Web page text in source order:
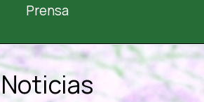
Prensa
Noticias